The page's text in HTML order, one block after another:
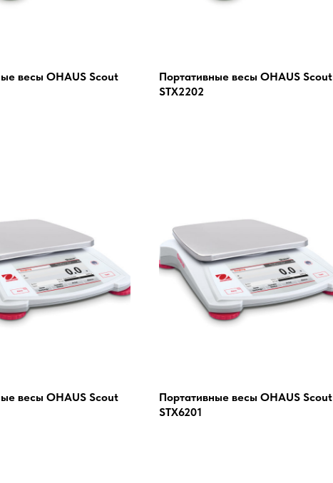
весы OHAUS Scout
Портативные весы OHAUS Scout
STX2202
весы OHAUS Scout
Портативные весы OHAUS Scout
STX6201